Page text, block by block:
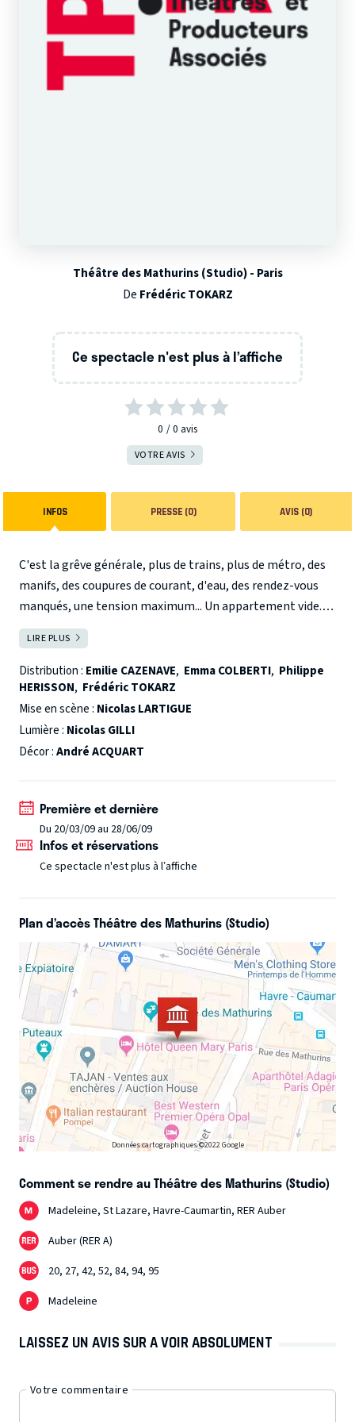
Théâtre des Mathurins (Studio) - Paris
De Frédéric TOKARZ
Ce spectacle n'est plus à l’affiche
0 0 avis
VOTRE AVIS
INFOS PRESSE (0) AVIS (0)
C'est la grêve générale, plus de trains, plus de métro, des
manifs, des coupures de courant, d'eau, des rendez-vous
manqués, une tension maximum... Un appartement vide....
"A voir absolument " disait l'annonce... Pas d'agence, pas
de propriétaires... Ils sont quatre à attendre, quatre à se
battre pour obtenir ce havre de paix. Quatre personnages
qui se jaugent, se confient, s'entrechoquent, se cognent et
finalement s'aiment le temps d'une folle journée...
LIRE PLUS
Distribution : Emilie CAZENAVE, Emma COLBERTI, Philippe
HERISSON, Frédéric TOKARZ
Mise en scène : Nicolas LARTIGUE
Lumière : Nicolas GILLI
Décor :André ACQUART
Première et dernière
Du 20/03/09 au 28/06/09
Infos et réservations
Ce spectacle n'est plus à l’affiche
Plan d’accès Théâtre des Mathurins (Studio)
Données cartographiques ©2022 Google
Comment se rendre au Théâtre des Mathurins (Studio)
Madeleine, St Lazare, Havre-Caumartin, RER Auber
Auber (RER A)
20, 27, 42, 52, 84, 94, 95
Madeleine
LAISSEZ UN AVIS SUR A VOIR ABSOLUMENT
Votre commentaire